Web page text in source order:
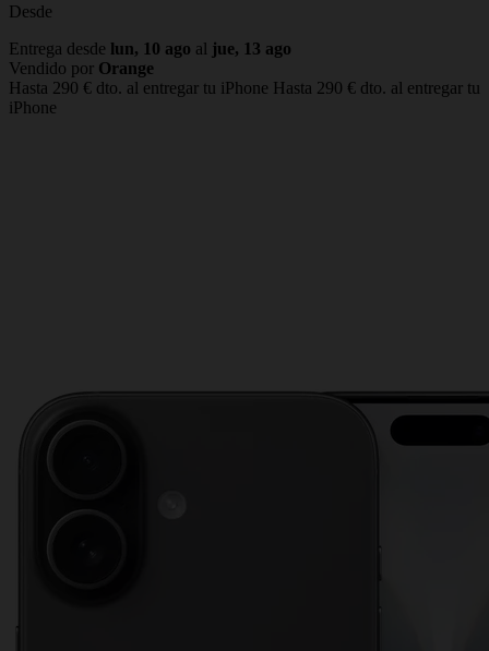
Desde
Entrega desde lun, 10 ago al jue, 13 ago
Vendido por Orange
Hasta 290 € dto. al entregar tu iPhone Hasta 290 € dto. al entregar tu
iPhone